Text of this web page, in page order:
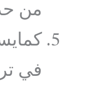
من
في